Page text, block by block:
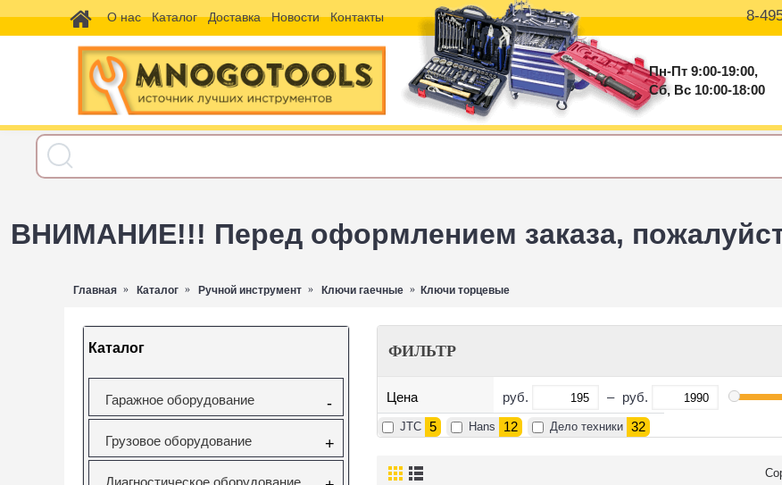
О нас Каталог Доставка Новости Контакты 8-
Пн-Пт 9:00-19:00,
Сб, Вс 10:00-18:00
ВНИМАНИЕ!!! Перед оформлением заказа,
Главная Каталог Ручной инструмент Ключи гаечные Ключи торцевые
Каталог
Гаражное оборудование -
Грузовое оборудование +
Диагностическое оборудование
ФИЛЬТР
Цена руб. – руб.
JTC 5 Hans 12 Дело техники 32